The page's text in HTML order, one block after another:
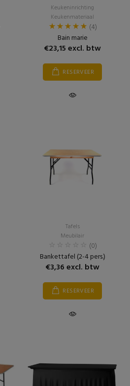
Keukeninrichting
Keukenmateriaal
(4)
Bain marie
€23,15 excl. btw
RESERVEER
Tafels
Meubilair
(0)
Bankettafel (2-4 pers.)
€3,36 excl. btw
RESERVEER